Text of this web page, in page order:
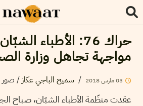
حراك 76: الأطباء
مواجهة تجاهل وزارة
03مارس2018
/ سميح الباجي عكاز / صور